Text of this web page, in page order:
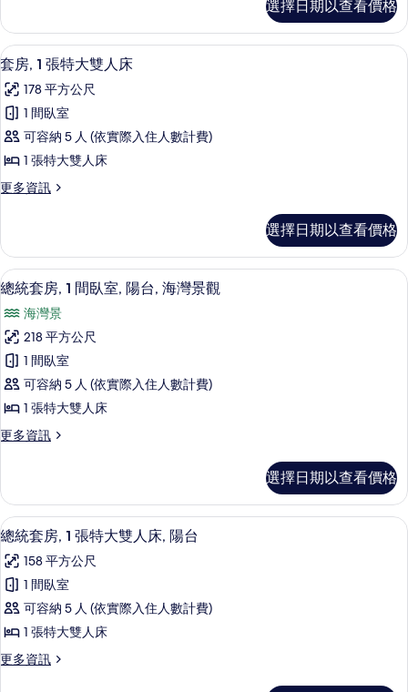
張
特
大
雙
人
床
的
所
片
式
客
房,
張
特
大
雙
人
的
選擇日期以查看價格
顯
示
套
房,
1
張
特
雙
人
床
的
所
有
相
片
套房, 1 張特大雙人床 | 客廳 | 47-吋平
7
套房, 1 張特大雙人床
178 平方公尺
1 間臥室
可容納 5 人 (依實際入住人數計費)
1 張特大雙人床
更多資訊
更
1
張
特
雙
人
床
的
詳
情
選擇日期以查看價格
顯
總
統
套
房,
1
間
室,
陽
台,
海
灣
景
觀
的
總統套房, 1 間臥室, 陽台, 海灣景觀 |
6
總統套房, 1 間臥室, 陽台, 海灣景觀
海灣景
218 平方公尺
1 間臥室
可容納 5 人 (依實際入住人數計費)
1 張特大雙人床
更多資訊
更
套
房,
1
臥
室,
陽
台,
海
景
選擇日期以查看價格
顯
示
總
統
套
1
總統套房, 1 張特大雙人床, 陽台 | 客
10
總統套房, 1 張特大雙人床, 陽台
158 平方公尺
1 間臥室
可容納 5 人 (依實際入住人數計費)
1 張特大雙人床
更多資訊
更